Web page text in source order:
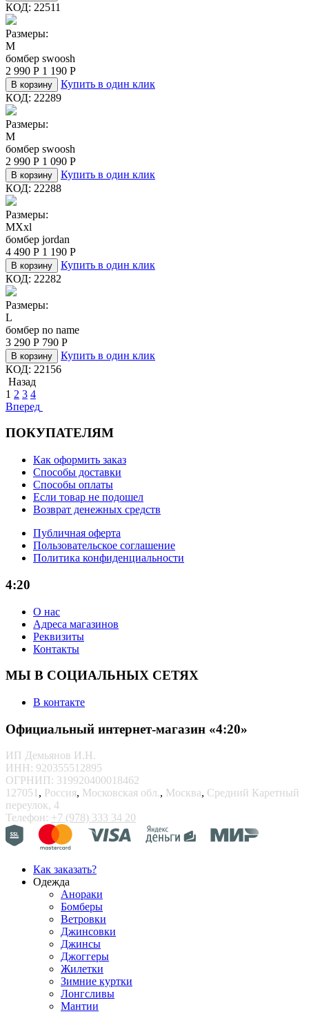
КОД: 22511
Размеры:
M
бомбер swoosh
2 990 Р 1 190 Р
В корзину
Купить в один клик
КОД: 22289
Размеры:
M
бомбер swoosh
2 990 Р 1 090 Р
В корзину
Купить в один клик
КОД: 22288
Размеры:
MXxl
бомбер jordan
4 490 Р 1 190 Р
В корзину
Купить в один клик
КОД: 22282
Размеры:
L
бомбер no name
3 290 Р 790 Р
В корзину
Купить в один клик
КОД: 22156
Назад
1 2 3 4
Вперед
ПОКУПАТЕЛЯМ
Как оформить заказ
Способы доставки
Способы оплаты
Если товар не подошел
Возврат денежных средств
Публичная оферта
Пользовательское соглашение
Политика конфиденциальности
4:20
О нас
Адреса магазинов
Реквизиты
Контакты
МЫ В СОЦИАЛЬНЫХ СЕТЯХ
В контакте
Официальный интернет-магазин «4:20»
ИП Демьянов И.Н.
ИНН: 920355512895
ОГРНИП: 319920400018462
127051 , Россия, Московская обл., Москва, Средний Каретный
переулок, 4
Телефон: +7 (978) 333 34 20
Как заказать?
Одежда
Анораки
Бомберы
Ветровки
Джинсовки
Джинсы
Джоггеры
Жилетки
Зимние куртки
Лонгсливы
Мантии